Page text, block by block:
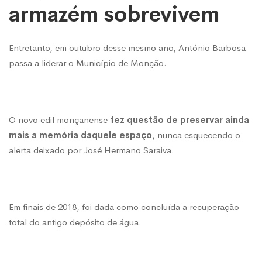
armazém sobrevivem
Entretanto, em outubro desse mesmo ano, António Barbosa
passa a liderar o Município de Monção.
O novo edil monçanense fez questão de preservar ainda
mais a memória daquele espaço, nunca esquecendo o
alerta deixado por José Hermano Saraiva.
Em finais de 2018, foi dada como concluída a recuperação
total do antigo depósito de água.